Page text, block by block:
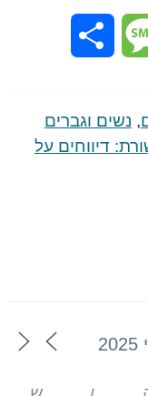
Message
, נשים וגברים
דיווחים על